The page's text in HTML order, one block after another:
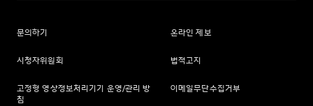
문의하기 온라인 제보
시청자위원회 법적고지
고정형 영상정보처리기기 운영/관리 방
침
이메일무단수집거부